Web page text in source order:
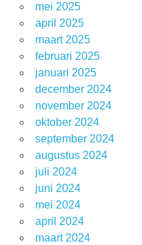
mei 2025
april 2025
maart 2025
februari 2025
januari 2025
december 2024
november 2024
oktober 2024
september 2024
augustus 2024
juli 2024
juni 2024
mei 2024
april 2024
maart 2024